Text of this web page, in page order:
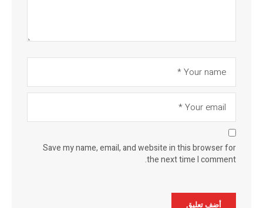
Save my name, email, and website in this browser for
the next time I comment.